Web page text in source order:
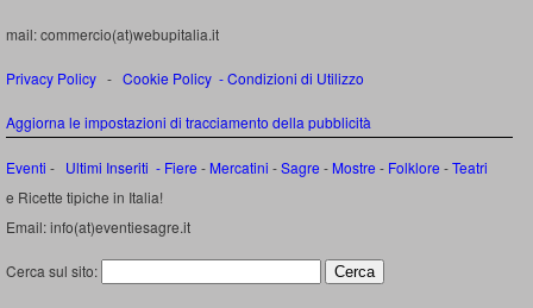
mail: commercio(at)webupitalia.it
Privacy Policy - Cookie Policy -Condizioni di Utilizzo
Aggiorna le impostazioni di tracciamento della pubblicità
Eventi - Ultimi Inseriti - Fiere - Mercatini -Sagre - Mostre - Folklore -Teatri
e Ricette tipiche in Italia!
Email: info(at)eventiesagre.it
Cerca sul sito: